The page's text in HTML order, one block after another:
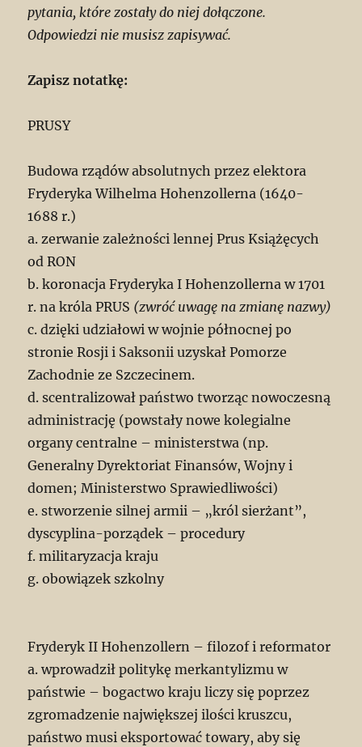
pytania, które zostały do niej dołączone.
Odpowiedzi nie musisz zapisywać.
Zapisz notatkę:
PRUSY
Budowa rządów absolutnych przez elektora
Fryderyka Wilhelma Hohenzollerna (1640-
1688 r.)
a. zerwanie zależności lennej Prus Książęcych
od RON
b. koronacja Fryderyka I Hohenzollerna w 1701
r. na króla PRUS (zwróć uwagę na zmianę nazwy)
c. dzięki udziałowi w wojnie północnej po
stronie Rosji i Saksonii uzyskał Pomorze
Zachodnie ze Szczecinem.
d. scentralizował państwo tworząc nowoczesną
administrację (powstały nowe kolegialne
organy centralne – ministerstwa (np.
Generalny Dyrektoriat Finansów, Wojny i
domen; Ministerstwo Sprawiedliwości)
e. stworzenie silnej armii – „król sierżant”,
dyscyplina-porządek – procedury
f. militaryzacja kraju
g. obowiązek szkolny
Fryderyk II Hohenzollern – filozof i reformator
a. wprowadził politykę merkantylizmu w
państwie – bogactwo kraju liczy się poprzez
zgromadzenie największej ilości kruszcu,
państwo musi eksportować towary, aby się